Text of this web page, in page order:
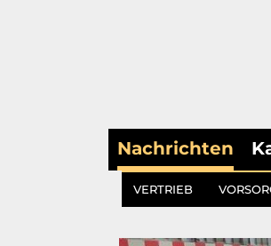
Nachrichten
VERTRIEB